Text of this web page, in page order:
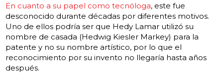
En cuanto a su papel como tecnóloga, este fue
desconocido durante décadas por diferentes motivos.
Uno de ellos podría ser que Hedy Lamar utilizó su
nombre de casada (Hedwig Kiesler Markey) para la
patente y no su nombre artístico, por lo que el
reconocimiento por su invento no llegaría hasta años
después.